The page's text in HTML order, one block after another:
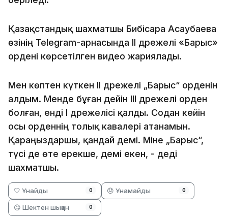
Қазақстандық шахматшы Бибісара Асаубаева
өзінің Telegram-арнасында ІІ дәрежелі «Барыс»
ордені көрсетілген видео жариялады.
Мен көптен күткен ІІ дәрежелі „Барыс“ орденін
алдым. Менде бұған дейін ІІІ дәрежелі орден
болған, енді І дәрежелісі қалды. Содан кейін
осы орденнің толық кавалері атанамын.
Қараңыздаршы, қандай әдемі. Міне „Барыс“,
түсі де өте ерекше, әдемі екен, - деді
шахматшы.
🤍 Ұнайды 0 😞 Ұнамайды 0
😡 Шектен шыққан 0